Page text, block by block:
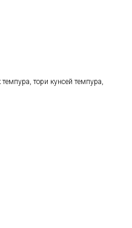
тори кунсей темпура,